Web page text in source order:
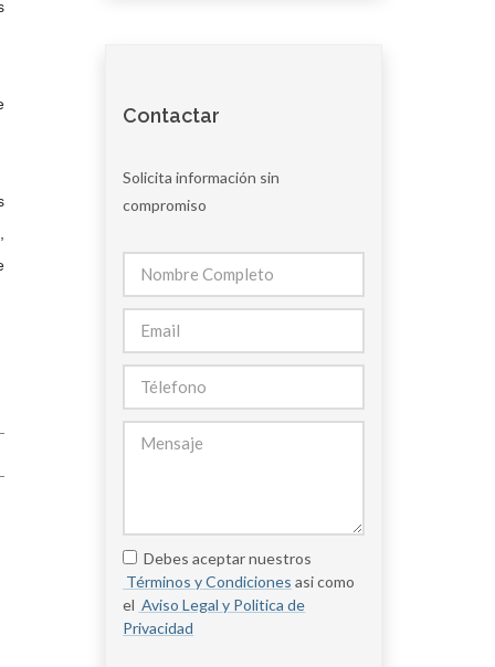
,
Contactar
Solicita información sin
compromiso
Debes aceptar nuestros
Términos y Condiciones asi como
el Aviso Legal y Politica de
Privacidad